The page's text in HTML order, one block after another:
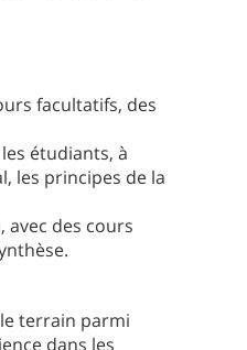
facultatifs, des
étudiants, à
les principes de la
avec des cours
terrain parmi
dans les